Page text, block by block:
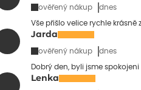
ověřený nákup dnes
Vše přišlo velice rychle
Jarda
ověřený nákup dnes
Dobrý den, byli jsme spokojeni
Lenka